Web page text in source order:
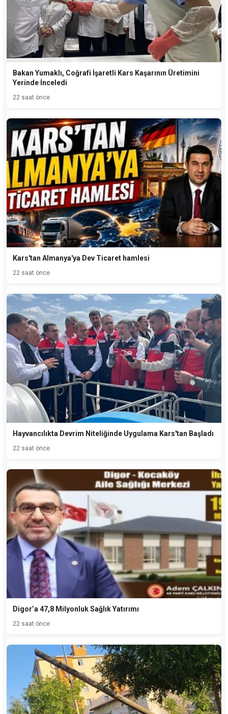
Bakan Yumaklı, Coğrafi İşaretli Kars Kaşarının Üretimini
Yerinde İnceledi
22 saat önce
Kars'tan Almanya'ya Dev Ticaret hamlesi
22 saat önce
Hayvancılıkta Devrim Niteliğinde Uygulama Kars'tan Başladı
22 saat önce
Digor’a 47,8 Milyonluk Sağlık Yatırımı
22 saat önce